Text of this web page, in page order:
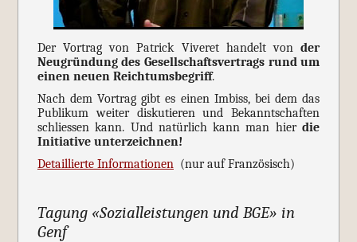
Der Vortrag von Patrick Viveret handelt vonder
Neugründung des Gesellschaftsvertrags rund um
einen neuen Reichtumsbegriff.
Nach dem Vortrag gibt es einen Imbiss, bei dem das
Publikum weiter diskutieren und Bekanntschaften
schliessen kann. Und natürlich kann man hierdie
Initiative unterzeichnen!
Detaillierte Informationen(nur auf Französisch)
Tagung «Sozialleistungen und BGE» in
Genf